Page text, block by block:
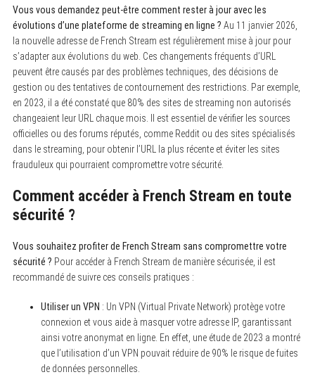
Vous vous demandez peut-être comment rester à jour avec les
évolutions d’une plateforme de streaming en ligne ? Au 11 janvier 2026,
la nouvelle adresse de French Stream est régulièrement mise à jour pour
s’adapter aux évolutions du web. Ces changements fréquents d’URL
peuvent être causés par des problèmes techniques, des décisions de
gestion ou des tentatives de contournement des restrictions. Par exemple,
en 2023, il a été constaté que 80% des sites de streaming non autorisés
changeaient leur URL chaque mois. Il est essentiel de vérifier les sources
officielles ou des forums réputés, comme Reddit ou des sites spécialisés
dans le streaming, pour obtenir l’URL la plus récente et éviter les sites
frauduleux qui pourraient compromettre votre sécurité.
Comment accéder à French Stream en toute
sécurité ?
Vous souhaitez profiter de French Stream sans compromettre votre
sécurité ? Pour accéder à French Stream de manière sécurisée, il est
recommandé de suivre ces conseils pratiques :
Utiliser un VPN : Un VPN (Virtual Private Network) protège votre
connexion et vous aide à masquer votre adresse IP, garantissant
ainsi votre anonymat en ligne. En effet, une étude de 2023 a montré
que l’utilisation d’un VPN pouvait réduire de 90% le risque de fuites
de données personnelles.